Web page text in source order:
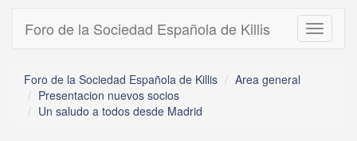
Toggle
Foro de la Sociedad Española de Killis
Foro de la Sociedad Española de Killis
Area general
Presentacion nuevos socios
Un saludo a todos desde Madrid